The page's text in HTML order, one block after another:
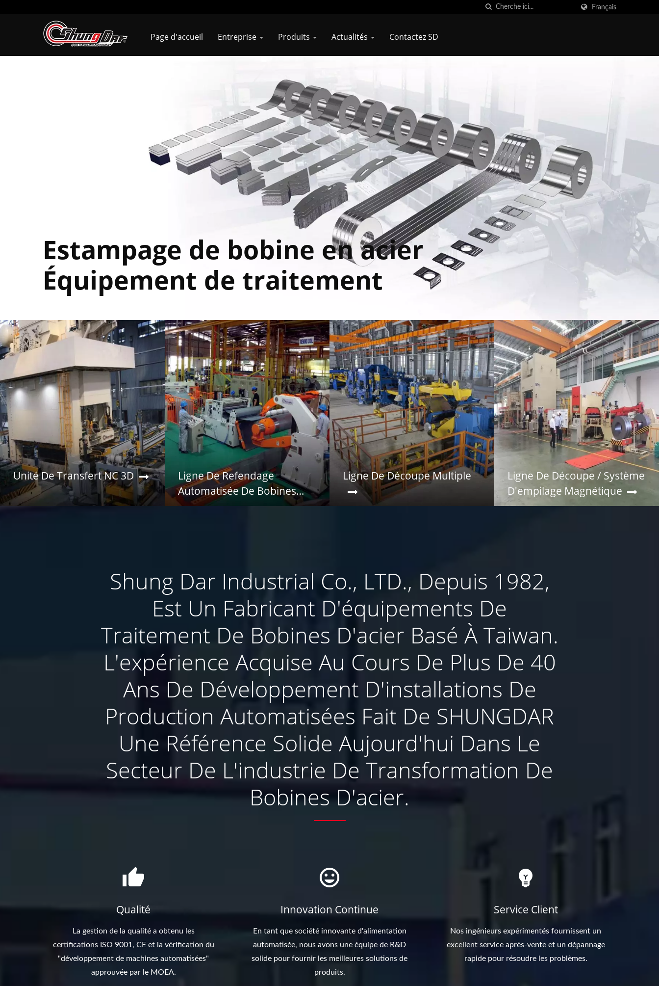
Français
Page d'accueil Entreprise Produits Actualités Contactez SD
Estampage de bobine en acier
Équipement de traitement
Unité De Transfert NC 3D
Ligne De Refendage
Automatisée De Bobines
D'acier
Ligne De Découpe Multiple
Ligne De Découpe / Système
D'empilage Magnétique
Shung Dar Industrial Co., LTD., Depuis 1982,
Est Un Fabricant D'équipements De
Traitement De Bobines D'acier Basé À Taiwan.
L'expérience Acquise Au Cours De Plus De 40
Ans De Développement D'installations De
Production Automatisées Fait De SHUNGDAR
Une Référence Solide Aujourd'hui Dans Le
Secteur De L'industrie De Transformation De
Bobines D'acier.
Qualité
La gestion de la qualité a obtenu les
certifications ISO 9001, CE et la vérification du
"développement de machines automatisées"
approuvée par le MOEA.
Innovation Continue
En tant que société innovante d'alimentation
automatisée, nous avons une équipe de R&D
solide pour fournir les meilleures solutions de
produits.
Service Client
Nos ingénieurs expérimentés fournissent un
excellent service après-vente et un dépannage
rapide pour résoudre les problèmes.